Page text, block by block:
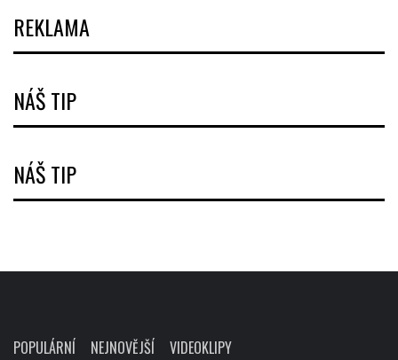
REKLAMA
NÁŠ TIP
NÁŠ TIP
POPULÁRNÍ NEJNOVĚJŠÍ VIDEOKLIPY